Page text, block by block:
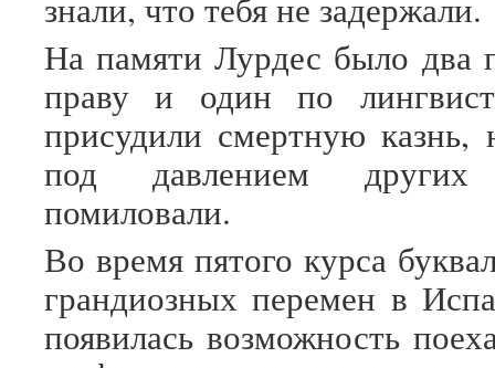
На памяти Лурдес было два
праву и один по
присудили смертную казнь,
под давлением
помиловали.
Во время пятого курса
грандиозных перемен в
появилась возможность